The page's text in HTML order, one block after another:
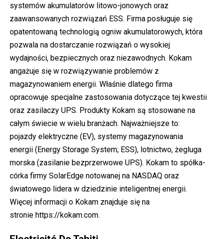
systemów akumulatorów litowo-jonowych oraz
zaawansowanych rozwiązań ESS. Firma posługuje się
opatentowaną technologią ogniw akumulatorowych, która
pozwala na dostarczanie rozwiązań o wysokiej
wydajności, bezpiecznych oraz niezawodnych. Kokam
angażuje się w rozwiązywanie problemów z
magazynowaniem energii. Właśnie dlatego firma
opracowuje specjalne zastosowania dotyczące tej kwestii
oraz zasilaczy UPS. Produkty Kokam są stosowane na
całym świecie w wielu branżach. Najważniejsze to:
pojazdy elektryczne (EV), systemy magazynowania
energii (Energy Storage System; ESS), lotnictwo, żegluga
morska (zasilanie bezprzerwowe UPS). Kokam to spółka-
córka firmy SolarEdge notowanej na NASDAQ oraz
światowego lidera w dziedzinie inteligentnej energii.
Więcej informacji o Kokam znajduje się na
stronie https://kokam.com.